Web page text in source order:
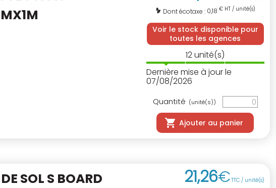
Dont écotaxe : 0,18 € HT / unité(s)
Voir le stock disponible pour
toutes les agences
12unité(s)
Dernière mise à jour le
07/08/2026
Quantité (unité(s))
Ajouter au panier
SOL S BOARD
21,26€TTC / unité(s)